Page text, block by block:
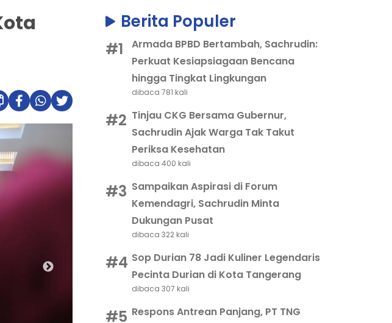
Berita Populer
#1
Armada BPBD Bertambah, Sachrudin:
Perkuat Kesiapsiagaan Bencana
hingga Tingkat Lingkungan
dibaca 781 kali
#2 Tinjau CKG Bersama Gubernur,
Sachrudin Ajak Warga Tak Takut
Periksa Kesehatan
dibaca 400 kali
#3 Sampaikan Aspirasi di Forum
Kemendagri, Sachrudin Minta
Dukungan Pusat
dibaca 322 kali
#4 Sop Durian 78 Jadi Kuliner Legendaris
Pecinta Durian di Kota Tangerang
dibaca 307 kali
#5 Respons Antrean Panjang, PT TNG